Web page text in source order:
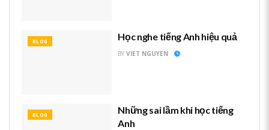
BLOG Học nghe tiếng Anh hiệu quả
BY VIET NGUYEN
BLOG
Những sai lầm khi học tiếng
Anh